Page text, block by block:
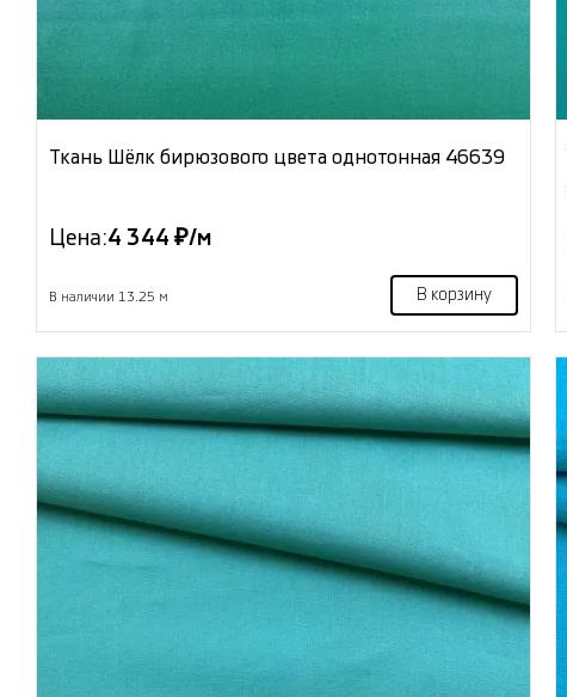
Ткань Шёлк бирюзового цвета однотонная 46639
Цена:4 344 ₽/м
В наличии 13.25 м В корзину